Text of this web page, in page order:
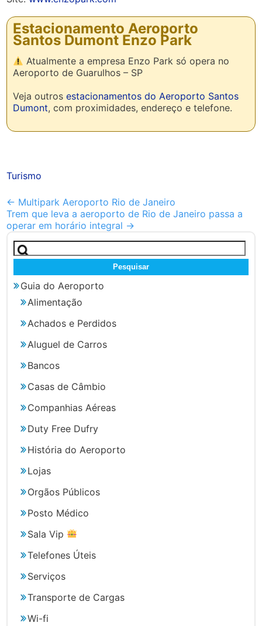
Estacionamento Aeroporto
Santos Dumont Enzo Park
Atualmente a empresa Enzo Park só opera no
Aeroporto de Guarulhos – SP
Veja outrosestacionamentos do Aeroporto Santos
Dumont, com proximidades, endereço e telefone.
Turismo
Outros
artigos
← Multipark Aeroporto Rio de Janeiro
Trem que leva a aeroporto de Rio de Janeiro passa a
operar em horário integral →
Pesquisar
por:
Guia do Aeroporto
Alimentação
Achados e Perdidos
Aluguel de Carros
Bancos
Casas de Câmbio
Companhias Aéreas
Duty Free Dufry
História do Aeroporto
Lojas
Orgãos Públicos
Posto Médico
Sala Vip
Telefones Úteis
Serviços
Transporte de Cargas
Wi-fi